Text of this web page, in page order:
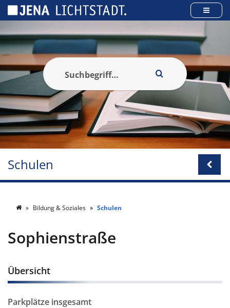
Schulen
Bildung & Soziales Schulen
Sophienstraße
Übersicht
Parkplätze insgesamt
Cookie-Einstellungen